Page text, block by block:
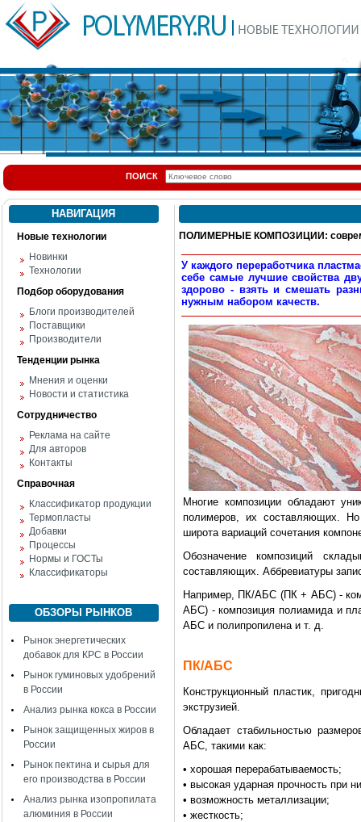
ПОИСК
НАВИГАЦИЯ
Новые технологии
Новинки
Технологии
Подбор оборудования
Блоги производителей
Поставщики
Производители
Тенденции рынка
Мнения и оценки
Новости и статистика
Сотрудничество
Реклама на сайте
Для авторов
Контакты
Справочная
Классификатор продукции
Термопласты
Добавки
Процессы
Нормы и ГОСТы
Классификаторы
ОБЗОРЫ РЫНКОВ
Рынок энергетических
добавок для КРС в России
Рынок гуминовых удобрений
в России
Анализ рынка кокса в России
Рынок защищенных жиров в
России
Рынок пектина и сырья для
его производства в России
Анализ рынка изопропилата
алюминия в России
ПОЛИМЕРНЫЕ КОМПОЗИЦИИ:
У каждого переработчика
себе самые лучшие свойства
здорово - взять и смешать
нужным набором качеств.
Многие композиции обладают
полимеров, их составляющих.
широта вариаций сочетания
Обозначение композиций
составляющих. Аббревиатуры
Например, ПК/АБС (ПК + АБС) -
АБС) - композиция полиамида и
АБС и полипропилена и т. д.
ПК/АБС
Конструкционный пластик,
экструзией.
Обладает стабильностью
АБС, такими как:
• хорошая перерабатываемость;
• высокая ударная прочность при
• возможность металлизации;
• жесткость;